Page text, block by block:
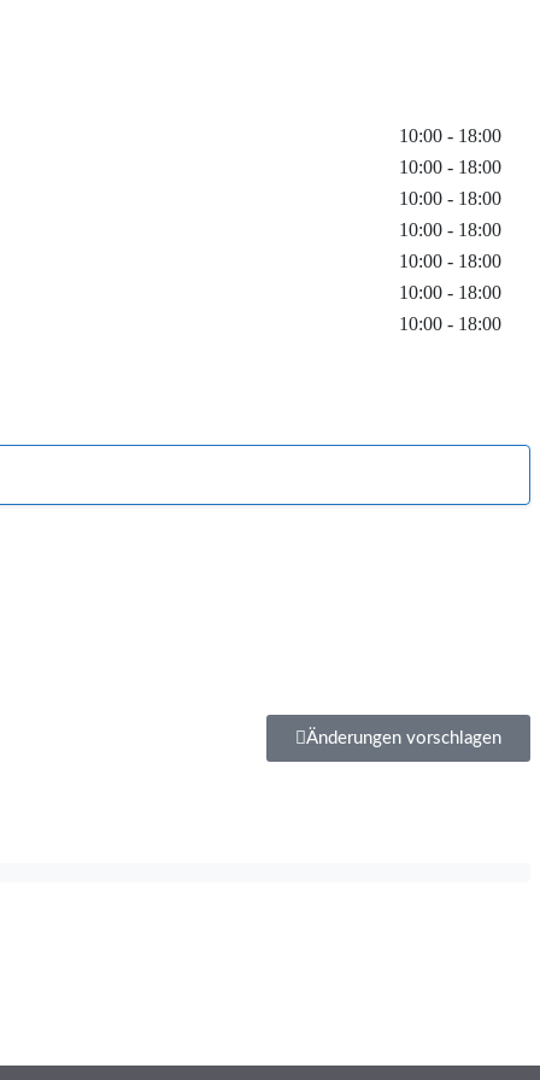
10:00 - 18:00
10:00 - 18:00
10:00 - 18:00
10:00 - 18:00
10:00 - 18:00
10:00 - 18:00
10:00 - 18:00
Änderungen vorschlagen